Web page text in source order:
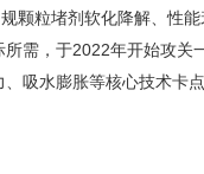
粒堵剂软化降解、性
需，于2022年开始攻关
吸水膨胀等核心技术卡